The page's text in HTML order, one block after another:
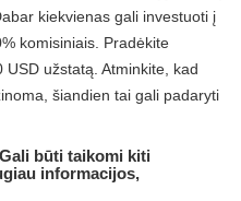
kiekvienas gali investuoti į
komisiniais. Pradėkite
užstatą. Atminkite, kad
šiandien tai gali padaryti
būti taikomi kiti
informacijos,